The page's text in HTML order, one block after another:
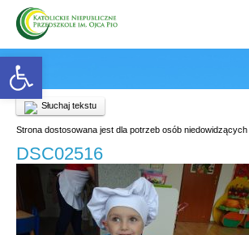
Open toolbar
Słuchaj tekstu
Strona dostosowana jest dla potrzeb osób niedowidzących
DSC02516